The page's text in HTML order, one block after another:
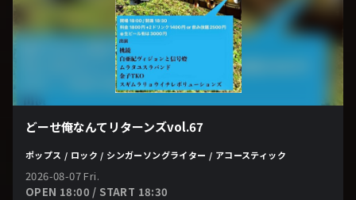
どーせ俺なんてリターンズvol.67
ポップス / ロック / シンガーソングライター / アコースティック
2026-08-07 Fri.
OPEN 18:00 / START 18:30